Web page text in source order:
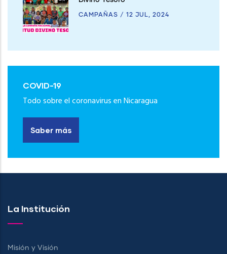
CAMPAÑAS / 12 JUL, 2024
COVID-19
Todo sobre el coronavirus en Nicaragua
Saber más
La Institución
Misión y Visión